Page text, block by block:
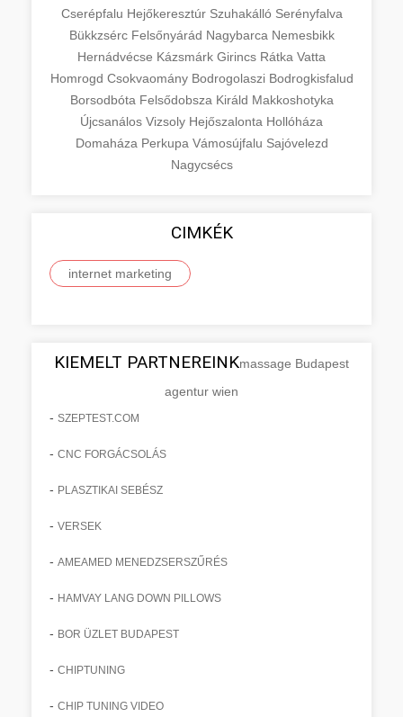
Cserépfalu Hejőkeresztúr Szuhakálló Serényfalva
Bükkzsérc Felsőnyárád Nagybarca Nemesbikk
Hernádvécse Kázsmárk Girincs Rátka Vatta
Homrogd Csokvaomány Bodrogolaszi Bodrogkisfalud
Borsodbóta Felsődobsza Királd Makkoshotyka
Újcsanálos Vizsoly Hejőszalonta Hollóháza
Domaháza Perkupa Vámosújfalu Sajóvelezd
Nagycsécs
CIMKÉK
internet marketing
KIEMELT PARTNEREINKmassage Budapest
agentur wien
- SZEPTEST.COM
- CNC FORGÁCSOLÁS
- PLASZTIKAI SEBÉSZ
- VERSEK
- AMEAMED MENEDZSERSZŰRÉS
- HAMVAY LANG DOWN PILLOWS
- BOR ÜZLET BUDAPEST
- CHIPTUNING
- CHIP TUNING VIDEO